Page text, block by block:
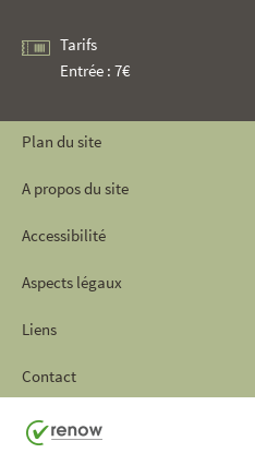
Tarifs
Entrée : 7€
Plan du site
A propos du site
Accessibilité
Aspects légaux
Liens
Contact